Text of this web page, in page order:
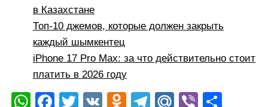
в Казахстане
Топ-10 джемов, которые должен закрыть
каждый шымкентец
iPhone 17 Pro Max: за что действительно стоит
платить в 2026 году
W F
T
V
O
T
M Vi